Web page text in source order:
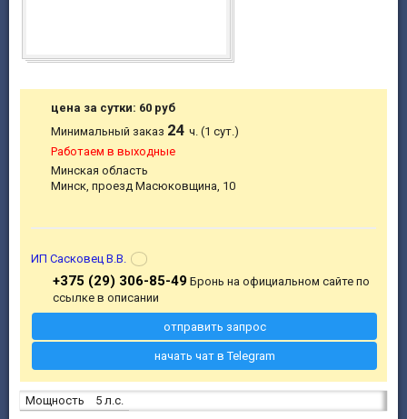
Мощность
5 л.с.
цена за сутки: 60 руб
Минимальный заказ 24ч. (1 сут.)
Работаем в выходные
Минская область
Минск, проезд Масюковщина, 10
ИП Сасковец В.В.
+375 (29) 306-85-49Бронь на официальном сайте по
ссылке в описании
отправить запрос
начать чат в Telegram